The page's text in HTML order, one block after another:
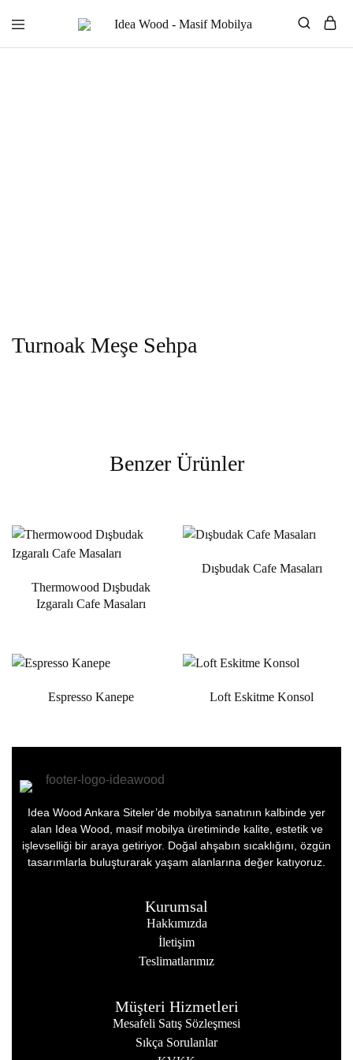
Wood
Turnoak Meşe Sehpa
Benzer Ürünler
Thermowood Dışbudak
Izgaralı Cafe Masaları
Dışbudak Cafe Masaları
Espresso Kanepe Loft Eskitme Konsol
Idea Wood Ankara Siteler’de mobilya sanatının kalbinde yer
alan Idea Wood, masif mobilya üretiminde kalite, estetik ve
işlevselliği bir araya getiriyor. Doğal ahşabın sıcaklığını, özgün
tasarımlarla buluşturarak yaşam alanlarına değer katıyoruz.
Kurumsal
Hakkımızda
İletişim
Teslimatlarımız
Müşteri Hizmetleri
Mesafeli Satış Sözleşmesi
Sıkça Sorulanlar